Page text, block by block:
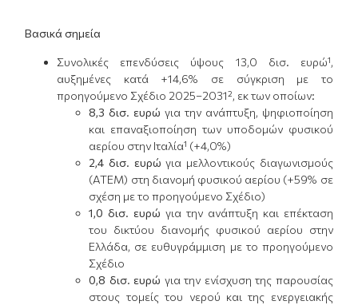
Βασικά σημεία
Συνολικές επενδύσεις ύψους 13,0 δισ. ευρώ¹,
αυξημένες κατά +14,6% σε σύγκριση με το
προηγούμενο Σχέδιο 2025–2031², εκ των οποίων:
8,3 δισ. ευρώ για την ανάπτυξη, ψηφιοποίηση
και επαναξιοποίηση των υποδομών φυσικού
αερίου στην Ιταλία¹ (+4,0%)
2,4 δισ. ευρώ για μελλοντικούς διαγωνισμούς
(ATEM) στη διανομή φυσικού αερίου (+59% σε
σχέση με το προηγούμενο Σχέδιο)
1,0 δισ. ευρώ για την ανάπτυξη και επέκταση
του δικτύου διανομής φυσικού αερίου στην
Ελλάδα, σε ευθυγράμμιση με το προηγούμενο
Σχέδιο
0,8 δισ. ευρώ για την ενίσχυση της παρουσίας
στους τομείς του νερού και της ενεργειακής